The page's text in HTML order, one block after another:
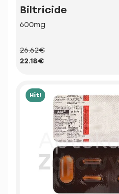
Biltricide
600mg
26.62€
22.18€
Hit!